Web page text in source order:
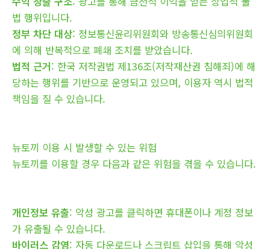
법 행위입니다.
정부 차단 대상: 정보통신윤리위원회와 방송통신심의위원회
에 의해 반복적으로 폐쇄 조치를 받았습니다.
법적 근거: 한국 저작권법 제136조(저작재산권 침해죄)에 해
당하는 행위를 기반으로 운영되고 있으며, 이용자 역시 법적
책임을 질 수 있습니다.
뉴토끼 이용 시 발생할 수 있는 위험
뉴토끼를 이용할 경우 다음과 같은 위험을 겪을 수 있습니다.
개인정보 유출: 악성 광고를 클릭하면 휴대폰이나 계정 정보
가 유출될 수 있습니다.
바이러스 감염: 자동 다운로드나 스크립트 삽입을 통해 악성